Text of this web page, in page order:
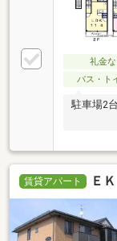
礼金な
バス・ト
駐車場2
賃貸アパート Ｅ